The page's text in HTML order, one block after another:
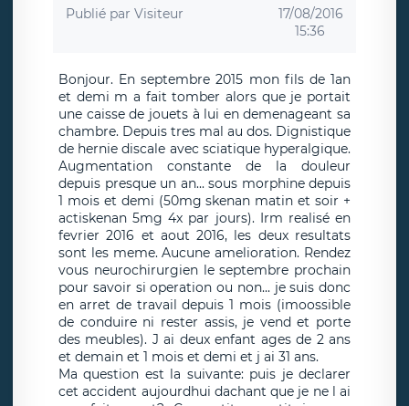
Publié par Visiteur
17/08/2016
15:36
Bonjour. En septembre 2015 mon fils de 1an
et demi m a fait tomber alors que je portait
une caisse de jouets à lui en demenageant sa
chambre. Depuis tres mal au dos. Dignistique
de hernie discale avec sciatique hyperalgique.
Augmentation constante de la douleur
depuis presque un an... sous morphine depuis
1 mois et demi (50mg skenan matin et soir +
actiskenan 5mg 4x par jours). Irm realisé en
fevrier 2016 et aout 2016, les deux resultats
sont les meme. Aucune amelioration. Rendez
vous neurochirurgien le septembre prochain
pour savoir si operation ou non... je suis donc
en arret de travail depuis 1 mois (imoossible
de conduire ni rester assis, je vend et porte
des meubles). J ai deux enfant ages de 2 ans
et demain et 1 mois et demi et j ai 31 ans.
Ma question est la suivante: puis je declarer
cet accident aujourdhui dachant que je ne l ai